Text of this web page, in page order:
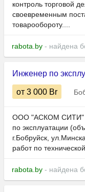
контроль торговой
своевременным
товарообороту....
rabota.by - найдена
Инженер по
от 3 000 Br
ООО "АСКОМ СИТИ"
по эксплуатации
г.Бобруйск,
работ по
rabota.by - найдена